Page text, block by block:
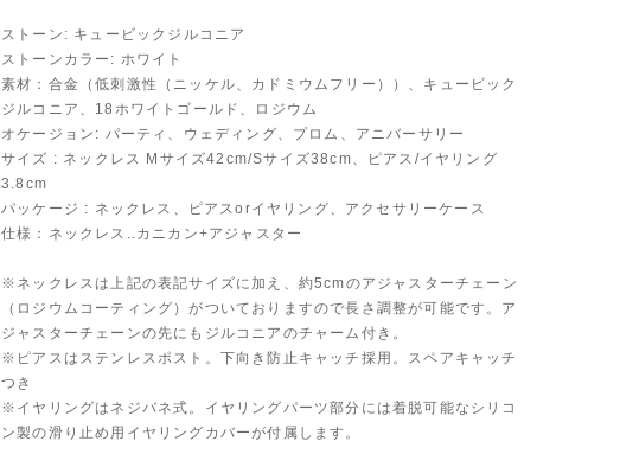
ストーン: キュービックジルコニア
ストーンカラー: ホワイト
素材：合金（低刺激性（ニッケル、カドミウムフリー））、キュービック
ジルコニア、18ホワイトゴールド、ロジウム
オケージョン: パーティ、ウェディング、プロム、アニバーサリー
サイズ : ネックレス Mサイズ42cm/Sサイズ38cm、ピアス/イヤリング
3.8cm
パッケージ : ネックレス、ピアスorイヤリング、アクセサリーケース
仕様：ネックレス..カニカン+アジャスター
※ネックレスは上記の表記サイズに加え、約5cmのアジャスターチェーン
（ロジウムコーティング）がついておりますので長さ調整が可能です。ア
ジャスターチェーンの先にもジルコニアのチャーム付き。
※ピアスはステンレスポスト。下向き防止キャッチ採用。スペアキャッチ
つき
※イヤリングはネジバネ式。イヤリングパーツ部分には着脱可能なシリコ
ン製の滑り止め用イヤリングカバーが付属します。